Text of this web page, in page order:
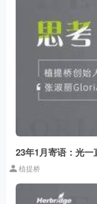
23年1月寄语：光
植提桥